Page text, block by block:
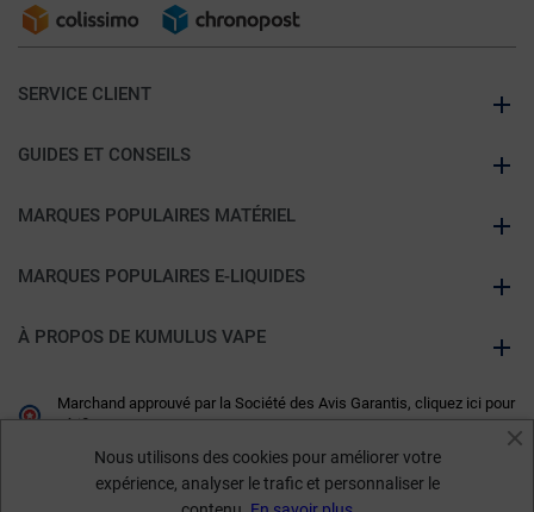
SERVICE CLIENT
GUIDES ET CONSEILS
MARQUES POPULAIRES MATÉRIEL
MARQUES POPULAIRES E-LIQUIDES
À PROPOS DE KUMULUS VAPE
Marchand approuvé par la Société des Avis Garantis, cliquez ici pour
vérifier.
Nous utilisons des cookies pour améliorer votre
expérience, analyser le trafic et personnaliser le